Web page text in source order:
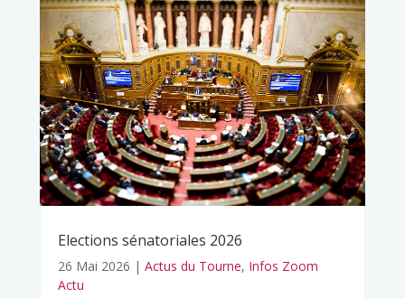
Elections sénatoriales 2026
26 Mai 2026 | Actus du Tourne, Infos Zoom
Actu